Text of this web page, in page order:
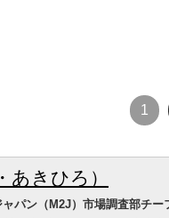
1
あきひろ）
パン（M2J）市場調査部チー